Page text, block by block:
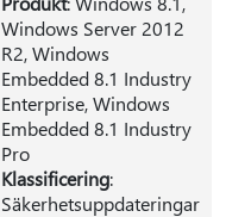
Windows Server 2012
R2, Windows
Embedded 8.1 Industry
Enterprise, Windows
Embedded 8.1 Industry
Pro
Klassificering:
Säkerhetsuppdateringar